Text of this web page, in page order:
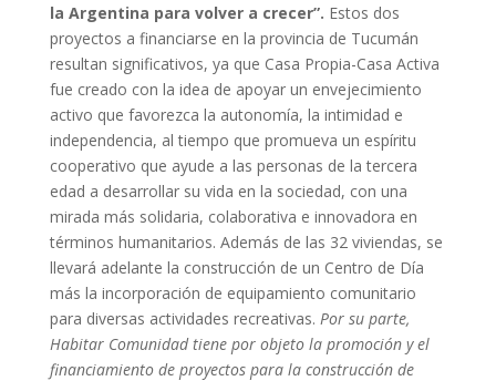
la Argentina para volver a crecer”. Estos dos
proyectos a financiarse en la provincia de Tucumán
resultan significativos, ya que Casa Propia-Casa Activa
fue creado con la idea de apoyar un envejecimiento
activo que favorezca la autonomía, la intimidad e
independencia, al tiempo que promueva un espíritu
cooperativo que ayude a las personas de la tercera
edad a desarrollar su vida en la sociedad, con una
mirada más solidaria, colaborativa e innovadora en
términos humanitarios. Además de las 32 viviendas, se
llevará adelante la construcción de un Centro de Día
más la incorporación de equipamiento comunitario
para diversas actividades recreativas. Por su parte,
Habitar Comunidad tiene por objeto la promoción y el
financiamiento de proyectos para la construcción de